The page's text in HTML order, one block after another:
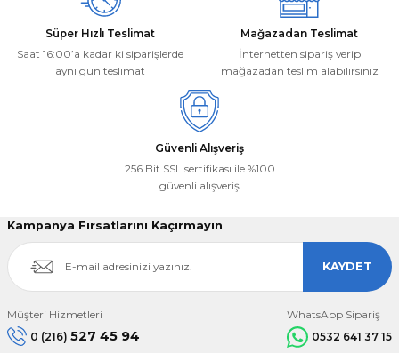
Süper Hızlı Teslimat
Saat 16:00’a kadar ki siparişlerde
aynı gün teslimat
Mağazadan Teslimat
İnternetten sipariş verip
mağazadan teslim alabilirsiniz
Güvenli Alışveriş
256 Bit SSL sertifikası ile %100
güvenli alışveriş
Kampanya Fırsatlarını Kaçırmayın
KAYDET
Müşteri Hizmetleri
0 (216) 527 45 94
WhatsApp Sipariş
0532 641 37 15